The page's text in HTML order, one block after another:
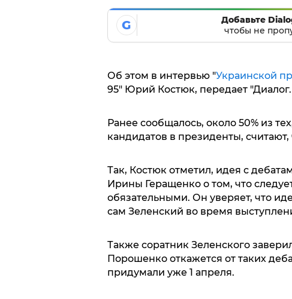
G
Добавьте
чтобы не
Об этом в интервью "Украинской
95" Юрий Костюк, передает
Ранее сообщалось, около 50% из
кандидатов в президенты,
Так, Костюк отметил, идея с
Ирины Геращенко о том, что
обязательными. Он уверяет, что
сам Зеленский во время
Также соратник Зеленского
Порошенко откажется от таких
придумали уже 1 апреля.